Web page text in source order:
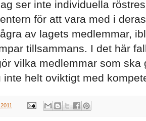
ser inte individuella
för att vara med i
av lagets medlemmar,
tillsammans. I det här
vilka medlemmar som
inte helt oviktigt med